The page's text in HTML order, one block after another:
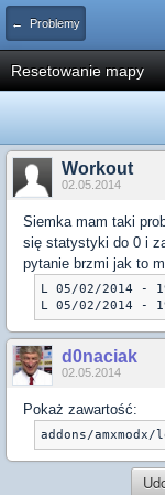
← Problemy
Resetowanie mapy
Workout
02.05.2014
Siemka mam taki
się statystyki do 0 i
pytanie brzmi jak to
L 05/02/2014 -
d0naciak
02.05.2014
Pokaż zawartość:
addons/